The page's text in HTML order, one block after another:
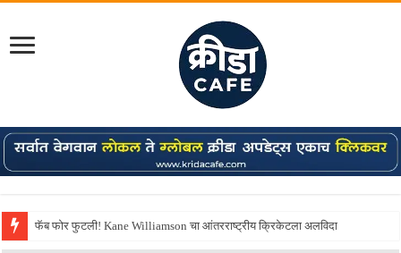
Shreyas Iyer कॅप्टन झाला! टी20 ची पुन्हा मुंबईकराच्या खांद्यावर, एशियन गेम्स…